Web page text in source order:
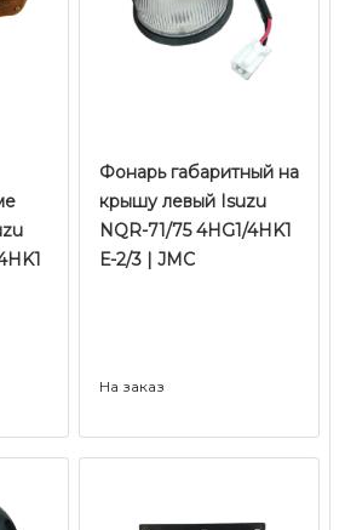
Фонарь габаритный на
крышу левый Isuzu
NQR-71/75 4HG1/4HK1
Е-2/3 | JMC
На заказ